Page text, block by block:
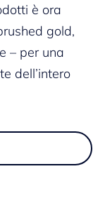
è ora
gold,
– per una
dell’intero